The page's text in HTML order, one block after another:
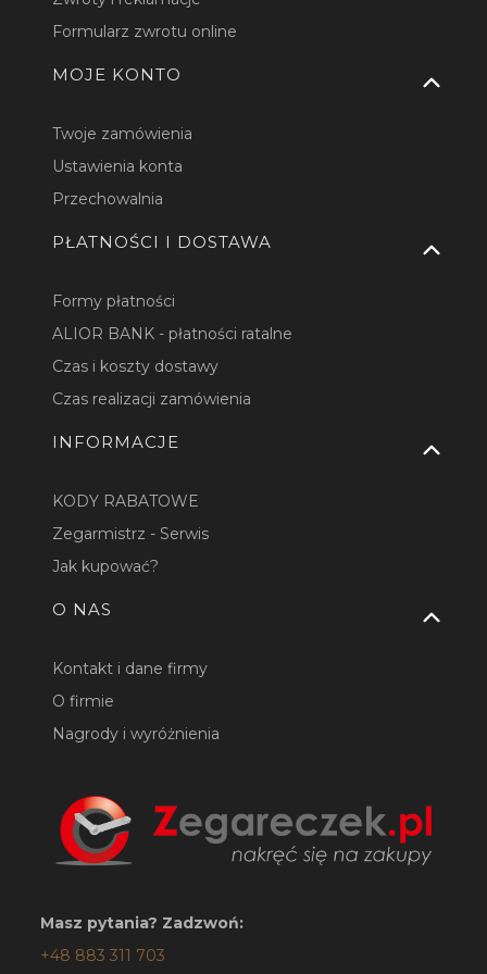
Formularz zwrotu online
MOJE KONTO
Twoje zamówienia
Ustawienia konta
Przechowalnia
PŁATNOŚCI I DOSTAWA
Formy płatności
ALIOR BANK - płatności ratalne
Czas i koszty dostawy
Czas realizacji zamówienia
INFORMACJE
KODY RABATOWE
Zegarmistrz - Serwis
Jak kupować?
O NAS
Kontakt i dane firmy
O firmie
Nagrody i wyróżnienia
Masz pytania? Zadzwoń:
+48 883 311 703